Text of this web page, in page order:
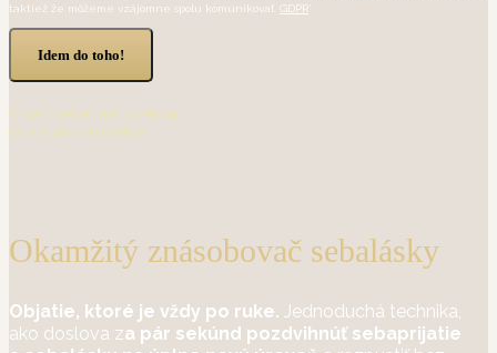
taktiež že môžeme vzájomne spolu komunikovať. GDPR*
Idem do toho!
Chcem vedieť viac o webinári
Od chúďatky k tvorkyni
Okamžitý znásobovač sebalásky
Objatie, ktoré je vždy po ruke. Jednoduchá technika,
ako doslova za pár sekúnd pozdvihnúť sebaprijatie